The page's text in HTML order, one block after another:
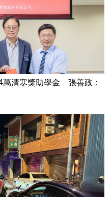
萬清寒獎助學金 張善政：